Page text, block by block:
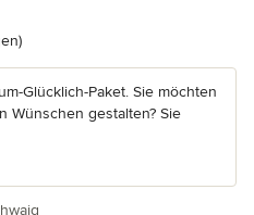
von 5 Sternen
Glücklich-Paket. Sie möchten
Wünschen gestalten? Sie